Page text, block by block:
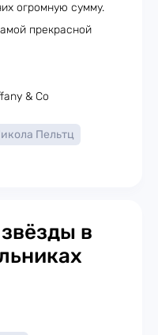
огромную сумму.
прекрасной
& Co
Пельтц
в